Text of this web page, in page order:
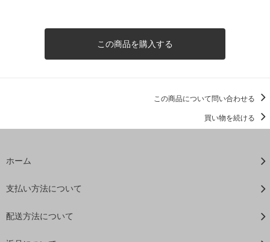
この商品を購入する
この商品について問い合わせる
買い物を続ける
ホーム
支払い方法について
配送方法について